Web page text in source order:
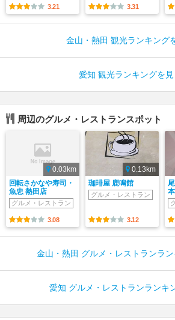
3.21 3.31
金山・熱田 観光ランキング
愛知 観光ランキングを見
周辺のグルメ・レストランスポット
0.03km
回転さかなや寿司・
魚忠 熱田店
グルメ・レストラン
3.08
0.13km
珈琲屋 鹿鳴館
グルメ・レストラン
3.12
金山・熱田 グルメ・レストランラ
愛知 グルメ・レストランランキ